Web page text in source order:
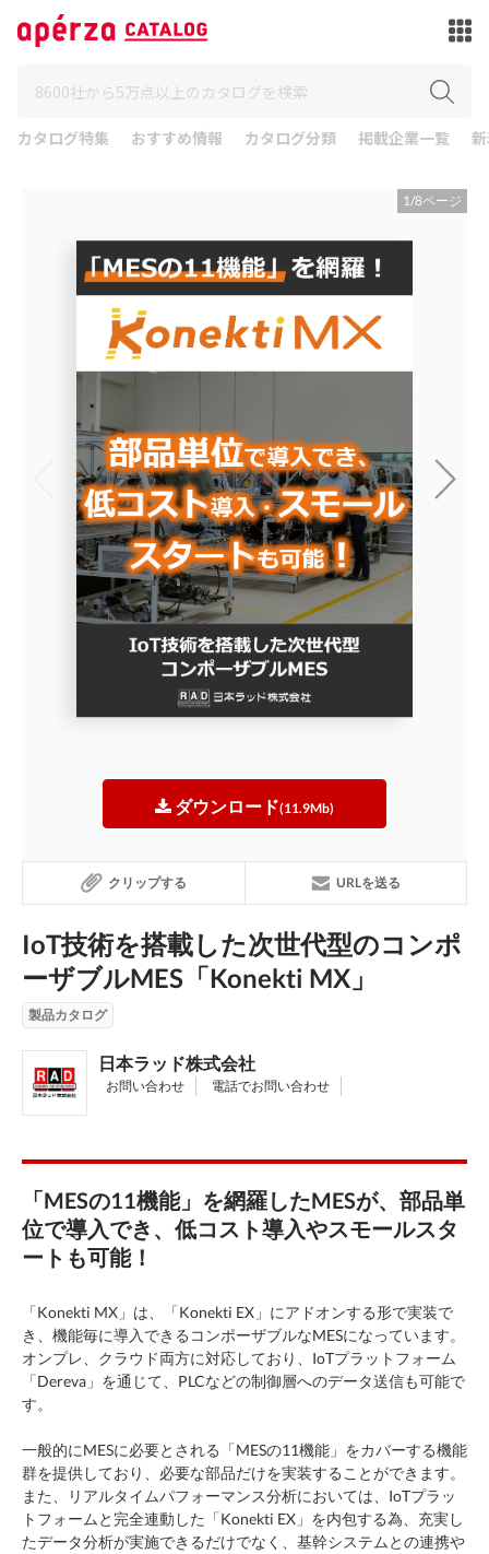
カタログ特集 おすすめ情報 カタログ分類 掲載企業一覧
1/8ページ
ダウンロード(11.9Mb)
クリップする URLを送る
IoT技術を搭載した次世代型のコンポ
ーザブルMES「Konekti MX」
製品カタログ
日本ラッド株式会社
お問い合わせ 電話でお問い合わせ
「MESの11機能」を網羅したMESが、部品単
位で導入でき、低コスト導入やスモールスタ
ートも可能！
「Konekti MX」は、「Konekti EX」にアドオンする形で実装で
き、機能毎に導入できるコンポーザブルなMESになっています。
オンプレ、クラウド両方に対応しており、IoTプラットフォーム
「Dereva」を通じて、PLCなどの制御層へのデータ送信も可能で
す。
一般的にMESに必要とされる「MESの11機能」をカバーする機能
群を提供しており、必要な部品だけを実装することができます。
また、リアルタイムパフォーマンス分析においては、IoTプラッ
トフォームと完全連動した「Konekti EX」を内包する為、充実し
たデータ分析が実施できるだけでなく、基幹システムとの連携や